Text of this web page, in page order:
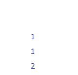
1
1
2